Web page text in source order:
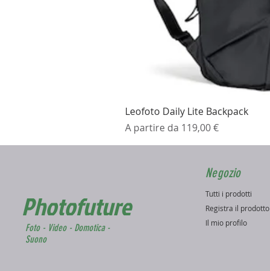
Leofoto Daily Lite Backpack
A partire da 119,00 €
Prezzo scontato
Photofuture
Foto - Video - Domotica -
Suono
Negozio
Tutti i prodotti
Registra il prodotto
Il mio profilo